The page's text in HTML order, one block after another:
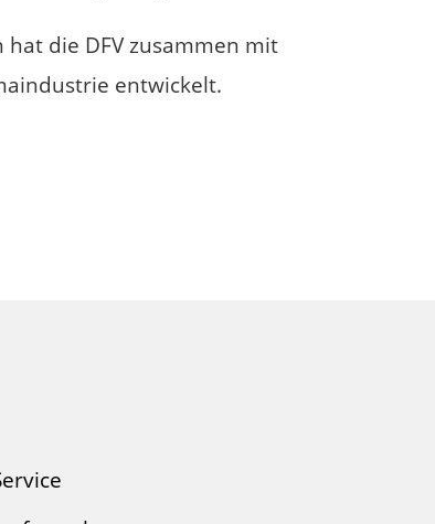
die DFV zusammen mit
entwickelt.